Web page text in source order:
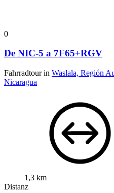
0
De NIC-5 a 7F65+RGV
Fahrradtour in Waslala, Región
Nicaragua
1,3 km
Distanz